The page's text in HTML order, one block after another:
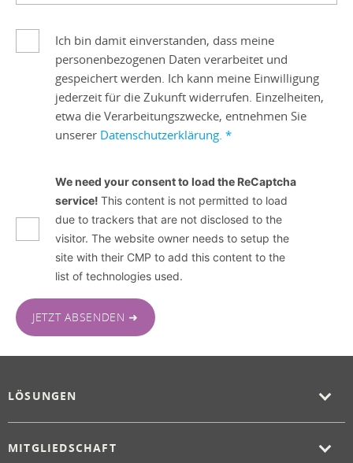
Ich bin damit einverstanden, dass meine
personenbezogenen Daten verarbeitet und
gespeichert werden. Ich kann meine Einwilligung
jederzeit für die Zukunft widerrufen. Einzelheiten,
etwa die Verarbeitungszwecke, entnehmen Sie
unserer Datenschutzerklärung. *
We need your consent to load the ReCaptcha
service! This content is not permitted to load
due to trackers that are not disclosed to the
visitor. The website owner needs to setup the
site with their CMP to add this content to the
list of technologies used.
JETZT ABSENDEN ➜
LÖSUNGEN
MITGLIEDSCHAFT